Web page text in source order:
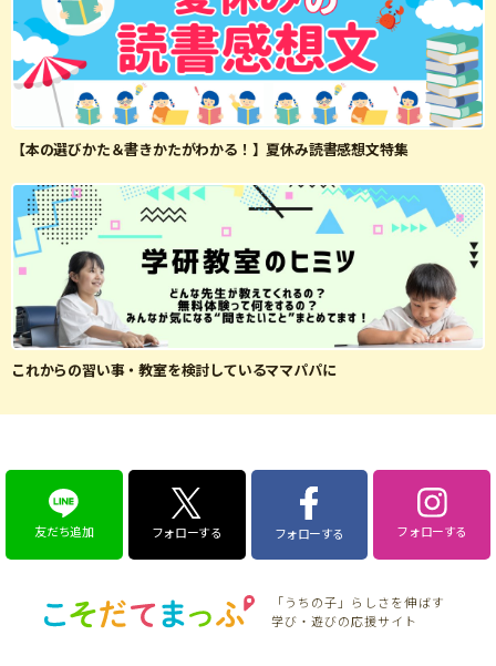
【本の選びかた＆書きかたがわかる！】夏休み読書感想文特集
これからの習い事・教室を検討しているママパパに
友だち追加 フォローする フォローする フォローする
「うちの子」らしさを伸ばす
学び・遊びの応援サイト